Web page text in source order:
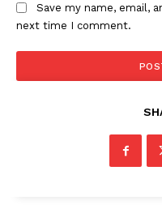
Save my name, email,
next time I comment.